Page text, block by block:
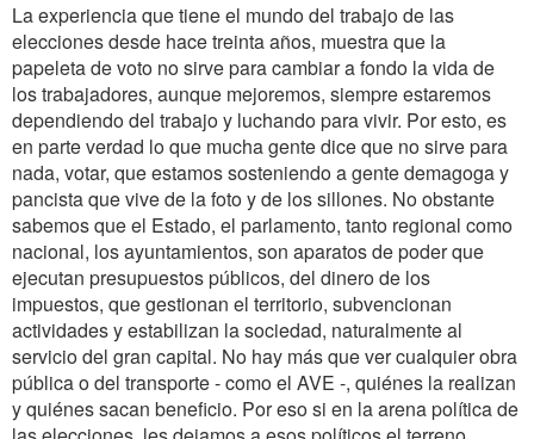
La experiencia que tiene el mundo del trabajo de las
elecciones desde hace treinta años, muestra que la
papeleta de voto no sirve para cambiar a fondo la vida de
los trabajadores, aunque mejoremos, siempre estaremos
dependiendo del trabajo y luchando para vivir. Por esto, es
en parte verdad lo que mucha gente dice que no sirve para
nada, votar, que estamos sosteniendo a gente demagoga y
pancista que vive de la foto y de los sillones. No obstante
sabemos que el Estado, el parlamento, tanto regional como
nacional, los ayuntamientos, son aparatos de poder que
ejecutan presupuestos públicos, del dinero de los
impuestos, que gestionan el territorio, subvencionan
actividades y estabilizan la sociedad, naturalmente al
servicio del gran capital. No hay más que ver cualquier obra
pública o del transporte - como el AVE -, quiénes la realizan
y quiénes sacan beneficio. Por eso si en la arena política de